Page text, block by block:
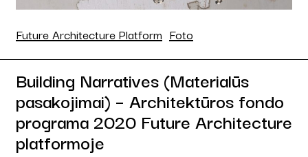
Future Architecture Platform Foto
Building Narratives (Materialūs
pasakojimai) – Architektūros fondo
programa 2020 Future Architecture
platformoje